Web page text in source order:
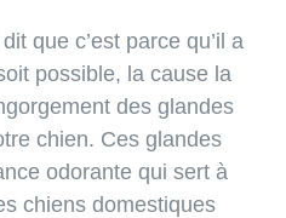
que c’est parce qu’il a
possible, la cause la
des glandes
chien. Ces glandes
odorante qui sert à
chiens domestiques